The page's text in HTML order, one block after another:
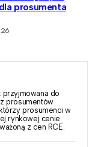
prosumenta
przyjmowana do
prosumentów
prosumenci w
rynkowej cenie
z cen RCE.